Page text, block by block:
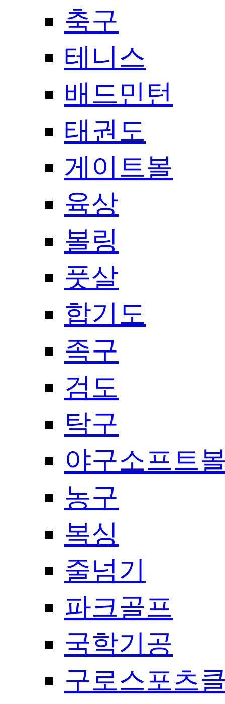
축구
테니스
배드민턴
태권도
게이트볼
육상
볼링
풋살
합기도
족구
검도
탁구
야구소프트
농구
복싱
줄넘기
파크골프
국학기공
구로스포츠